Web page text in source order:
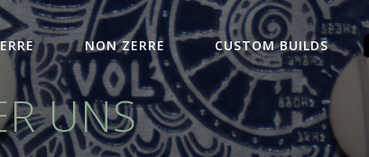
NON ZERRE CUSTOM BUILDS
UNS